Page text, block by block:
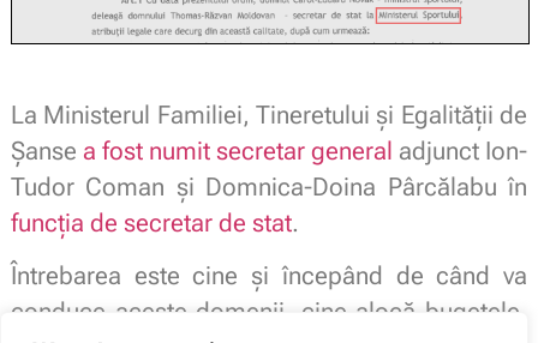
La Ministerul Familiei, Tineretului și Egalității de
Șanse a fost numit secretar general adjunct Ion-
Tudor Coman și Domnica-Doina Pârcălabu în
funcția de secretar de stat.
Întrebarea este cine și începând de când va
conduce aceste domenii, cine alocă bugetele,